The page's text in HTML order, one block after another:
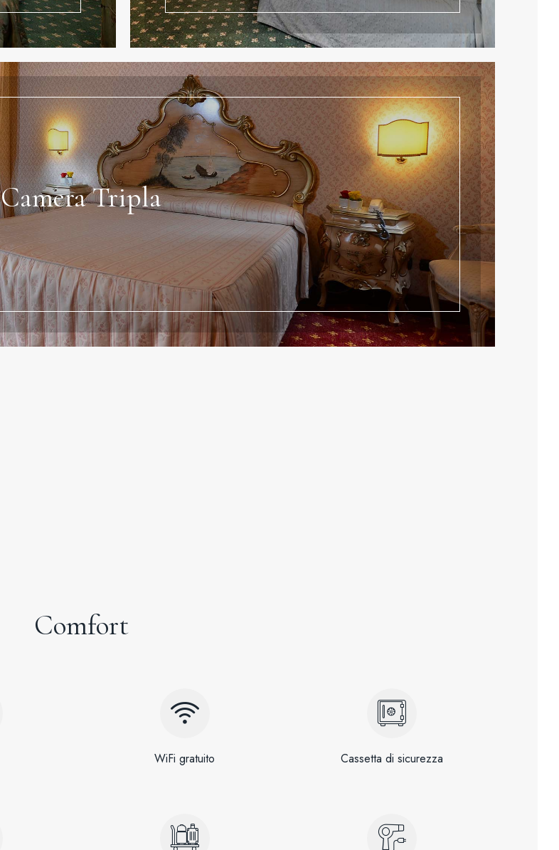
Camera Tripla
Comfort
WiFi gratuito Cassetta di sicurezza